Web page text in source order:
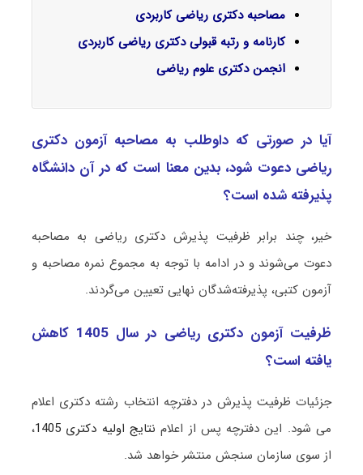
مصاحبه دکتری ریاضی کاربردی
کارنامه و رتبه قبولی دکتری ریاضی کاربردی
انجمن دکتری علوم ریاضی
آیا در صورتی که داوطلب به مصاحبه آزمون دکتری
رﻳﺎضی دعوت شود، بدین معنا است که در آن دانشگاه
پذیرفته شده است؟
خیر، چند برابر ظرفیت پذیرش دکتری رﻳﺎضی به مصاحبه
دعوت می‌شوند و در ادامه با توجه به مجموع نمره مصاحبه و
آزمون کتبی، پذیرفته‌شدگان نهایی تعیین می‌گردند.
ظرفیت آزمون دکتری رﻳﺎضی در سال 1405 کاهش
یافته است؟
جزئیات ظرفیت پذیرش در دفترچه انتخاب رشته دکتری اعلام
می شود. این دفترچه پس از اعلام نتایج اولیه دکتری 1405
،
از سوی سازمان سنجش منتشر خواهد شد.